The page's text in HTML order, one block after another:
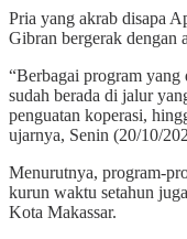
Pria yang akrab disapa
Gibran bergerak dengan
“Berbagai program
sudah berada di jalur
penguatan koperasi,
ujarnya, Senin (20/10/
Menurutnya, program-
kurun waktu setahun
Kota Makassar.